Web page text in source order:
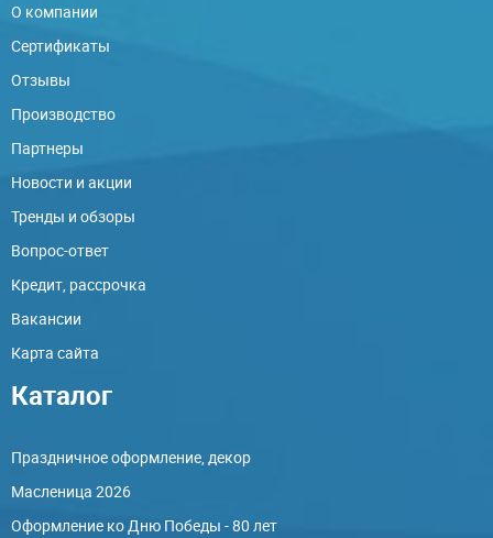
О компании
Сертификаты
Отзывы
Производство
Партнеры
Новости и акции
Тренды и обзоры
Вопрос-ответ
Кредит, рассрочка
Вакансии
Карта сайта
Каталог
Праздничное оформление, декор
Масленица 2026
Оформление ко Дню Победы - 80 лет